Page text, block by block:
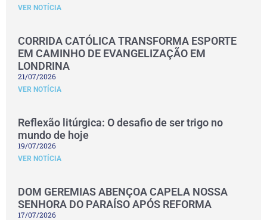
VER NOTÍCIA
CORRIDA CATÓLICA TRANSFORMA ESPORTE
EM CAMINHO DE EVANGELIZAÇÃO EM
LONDRINA
21/07/2026
VER NOTÍCIA
Reflexão litúrgica: O desafio de ser trigo no
mundo de hoje
19/07/2026
VER NOTÍCIA
DOM GEREMIAS ABENÇOA CAPELA NOSSA
SENHORA DO PARAÍSO APÓS REFORMA
17/07/2026